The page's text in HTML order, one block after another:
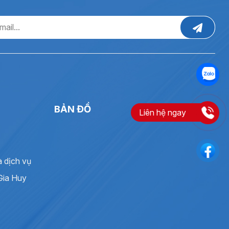
dịch vụ
Huy
BẢN ĐỒ Liên hệ ngay